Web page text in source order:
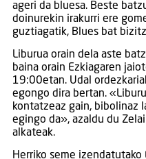
ageri da bluesa. Beste
doinurekin irakurri ere
guztiagatik, Blues bat
Liburua orain dela aste
baina orain Ezkiagaren
19:00etan. Udal
egongo dira bertan.
kontatzeaz gain, bibolinaz
egingo da», azaldu du
alkateak.
Herriko seme